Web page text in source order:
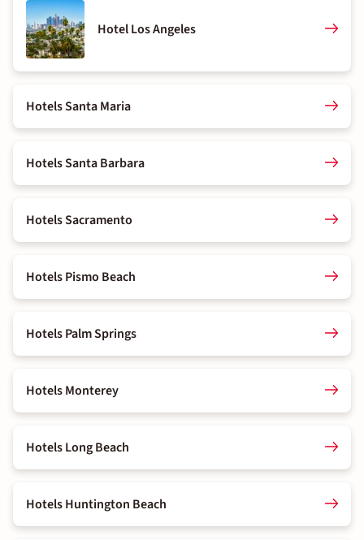
Hotel Los Angeles
Hotels Santa Maria
Hotels Santa Barbara
Hotels Sacramento
Hotels Pismo Beach
Hotels Palm Springs
Hotels Monterey
Hotels Long Beach
Hotels Huntington Beach